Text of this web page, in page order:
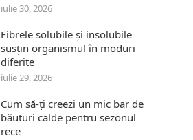
iulie 30, 2026
Fibrele solubile și insolubile
susțin organismul în moduri
diferite
iulie 29, 2026
Cum să-ți creezi un mic bar de
băuturi calde pentru sezonul
rece